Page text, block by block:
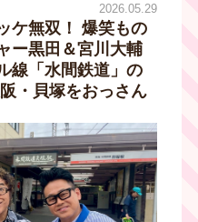
2026.05.29
ケ無双！ 爆笑もの
ー黒田＆宮川大輔
線「水間鉄道」の
・貝塚をおっさん